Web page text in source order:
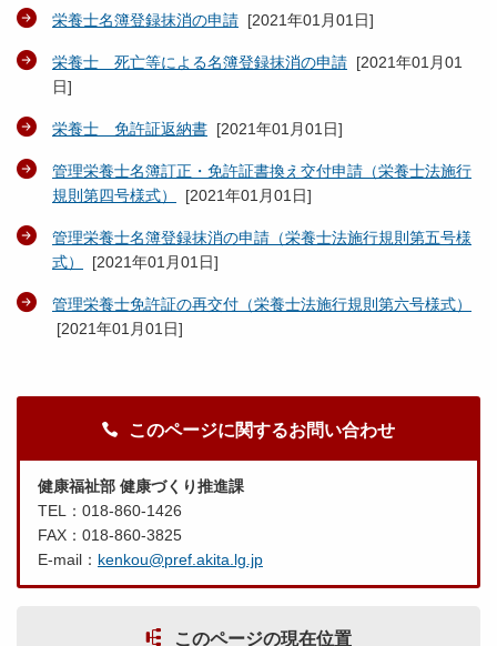
栄養士名簿登録抹消の申請 [2021年01月01日]
栄養士 死亡等による名簿登録抹消の申請 [2021年01月01
日]
栄養士 免許証返納書 [2021年01月01日]
管理栄養士名簿訂正・免許証書換え交付申請（栄養士法施行
規則第四号様式）
[2021年01月01日]
管理栄養士名簿登録抹消の申請（栄養士法施行規則第五号様
式）
[2021年01月01日]
管理栄養士免許証の再交付（栄養士法施行規則第六号様式）
[2021年01月01日]
このページに関するお問い合わせ
健康福祉部 健康づくり推進課
TEL：018-860-1426
FAX：018-860-3825
E-mail： kenkou@pref.akita.lg.jp
このページの現在位置